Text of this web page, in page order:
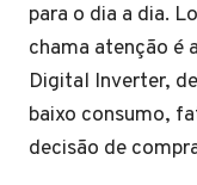
para o dia a dia.
chama atenção é
Digital Inverter,
baixo consumo,
decisão de